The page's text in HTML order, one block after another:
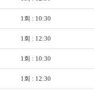
1회 : 10:30
1회 : 12:30
1회 : 10:30
1회 : 12:30